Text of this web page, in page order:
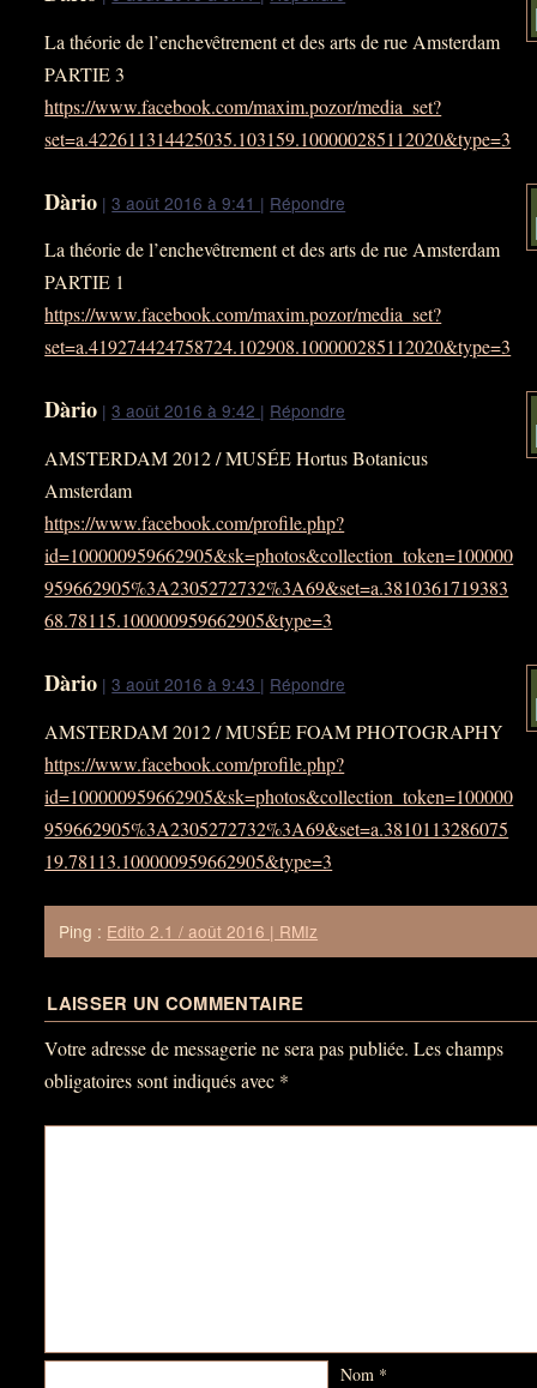
La théorie de l’enchevêtrement et des arts de rue Amsterdam
PARTIE 3
https://www.facebook.com/maxim.pozor/media_set?
set=a.422611314425035.103159.100000285112020&type=3
Dàrio |3 août 2016 à 9:41 | Répondre
La théorie de l’enchevêtrement et des arts de rue Amsterdam
PARTIE 1
https://www.facebook.com/maxim.pozor/media_set?
set=a.419274424758724.102908.100000285112020&type=3
Dàrio |3 août 2016 à 9:42 | Répondre
AMSTERDAM 2012 / MUSÉE Hortus Botanicus
Amsterdam
https://www.facebook.com/profile.php?
id=100000959662905&sk=photos&collection_token=100000
959662905%3A2305272732%3A69&set=a.3810361719383
68.78115.100000959662905&type=3
Dàrio |3 août 2016 à 9:43 | Répondre
AMSTERDAM 2012 / MUSÉE FOAM PHOTOGRAPHY
https://www.facebook.com/profile.php?
id=100000959662905&sk=photos&collection_token=100000
959662905%3A2305272732%3A69&set=a.3810113286075
19.78113.100000959662905&type=3
Ping : Edito 2.1 / août 2016 | RMIz
LAISSER UN COMMENTAIRE
Votre adresse de messagerie ne sera pas publiée. Les champs
obligatoires sont indiqués avec *
Nom *